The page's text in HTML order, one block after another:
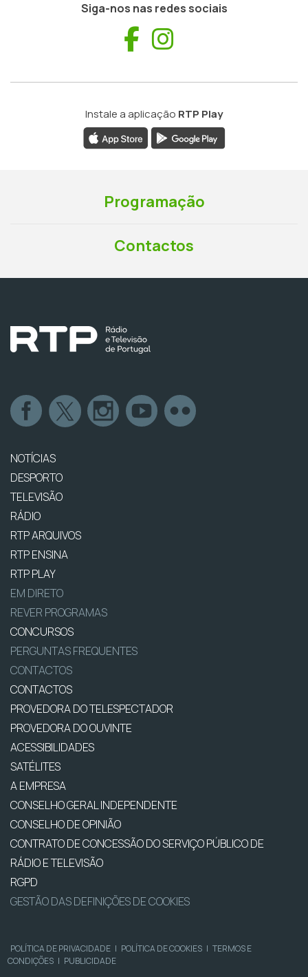
Siga-nos nas redes sociais
Facebook
Instale a aplicação RTP Play
Programação
Contactos
NOTÍCIAS
DESPORTO
TELEVISÃO
RÁDIO
RTP ARQUIVOS
RTP ENSINA
RTP PLAY
EM DIRETO
REVER PROGRAMAS
CONCURSOS
PERGUNTAS FREQUENTES
CONTACTOS
CONTACTOS
PROVEDORA DO TELESPECTADOR
PROVEDORA DO OUVINTE
ACESSIBILIDADES
SATÉLITES
A EMPRESA
CONSELHO GERAL INDEPENDENTE
CONSELHO DE OPINIÃO
CONTRATO DE CONCESSÃO DO SERVIÇO PÚBLICO DE
RÁDIO E TELEVISÃO
RGPD
GESTÃO DAS DEFINIÇÕES DE COOKIES
POLÍTICA DE PRIVACIDADE | POLÍTICA DE COOKIES | TERMOS E
CONDIÇÕES | PUBLICIDADE